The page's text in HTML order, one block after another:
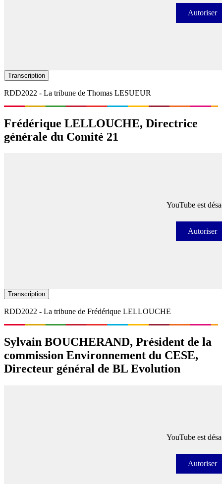
Autoriser
Transcription
RDD2022 - La tribune de Thomas LESUEUR
Frédérique LELLOUCHE, Directrice
générale du Comité 21
YouTube est
Autoriser
Transcription
RDD2022 - La tribune de Frédérique LELLOUCHE
Sylvain BOUCHERAND, Président de la
commission Environnement du CESE,
Directeur général de BL Evolution
YouTube est
Autoriser